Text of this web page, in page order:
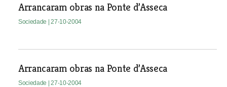
Arrancaram obras na Ponte d’Asseca
Sociedade | 27-10-2004
Arrancaram obras na Ponte d’Asseca
Sociedade | 27-10-2004